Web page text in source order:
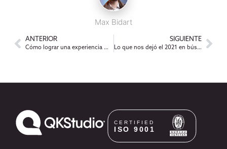
Max Bidart
ANTERIOR
Cómo lograr una experiencia móvil rápida y segura en 6 pasos
SIGUIENTE
Lo que nos dejó el 2021 en búsquedas de Google